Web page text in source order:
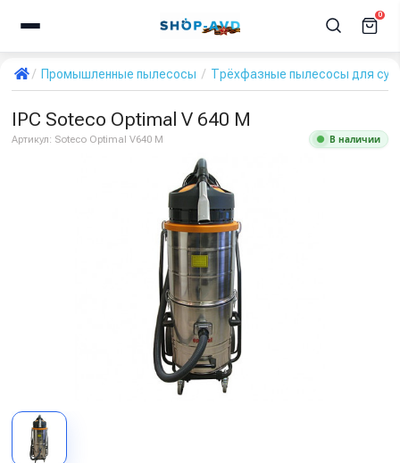
0
Промышленные пылесосы Трёхфазные пылесосы для
IPC Soteco Optimal V 640 M
Артикул: Soteco Optimal V640 M В наличии